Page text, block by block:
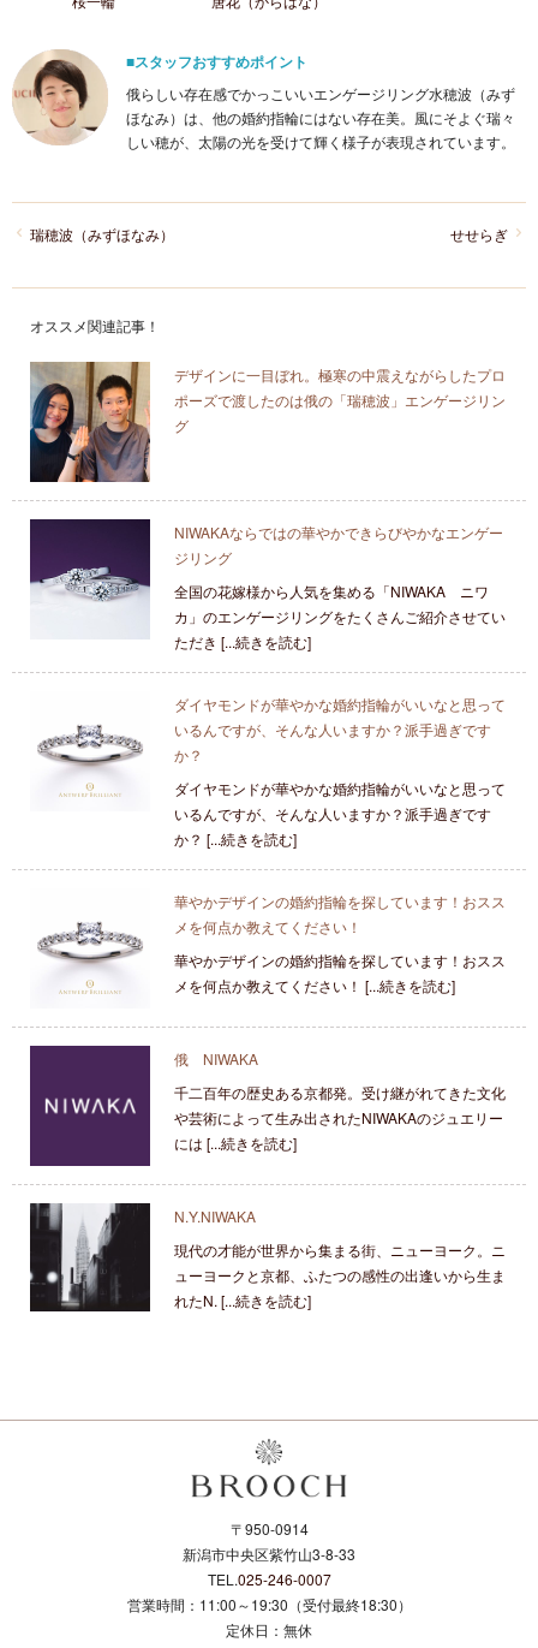
■スタッフおすすめポイント
俄らしい存在感でかっこいいエンゲージリング水穂波（みず
ほなみ）は、他の婚約指輪にはない存在美。風にそよぐ瑞々
しい穂が、太陽の光を受けて輝く様子が表現されています。
せせらぎ
瑞穂波（みずほなみ）
オススメ関連記事！
デザインに一目ぼれ。極寒の中震えながらしたプロ
ポーズで渡したのは俄の「瑞穂波」エンゲージリン
グ
NIWAKAならではの華やかできらびやかなエンゲー
ジリング
全国の花嫁様から人気を集める「NIWAKA ニワ
カ」のエンゲージリングをたくさんご紹介させてい
ただき [...続きを読む]
ダイヤモンドが華やかな婚約指輪がいいなと思って
いるんですが、そんな人いますか？派手過ぎです
か？
ダイヤモンドが華やかな婚約指輪がいいなと思って
いるんですが、そんな人いますか？派手過ぎです
か？ [...続きを読む]
華やかデザインの婚約指輪を探しています！おスス
メを何点か教えてください！
華やかデザインの婚約指輪を探しています！おスス
メを何点か教えてください！ [...続きを読む]
俄 NIWAKA
千二百年の歴史ある京都発。受け継がれてきた文化
や芸術によって生み出されたNIWAKAのジュエリー
には [...続きを読む]
N.Y.NIWAKA
現代の才能が世界から集まる街、ニューヨーク。ニ
ューヨークと京都、ふたつの感性の出逢いから生ま
れたN. [...続きを読む]
〒950-0914
新潟市中央区紫竹山3-8-33
TEL.025-246-0007
営業時間：11:00～19:30（受付最終18:30）
定休日：無休